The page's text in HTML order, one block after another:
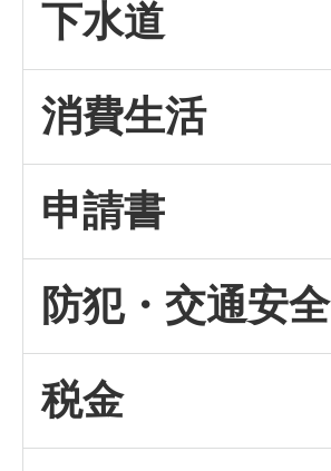
下水道
消費生活
申請書
防犯・交通安全
税金